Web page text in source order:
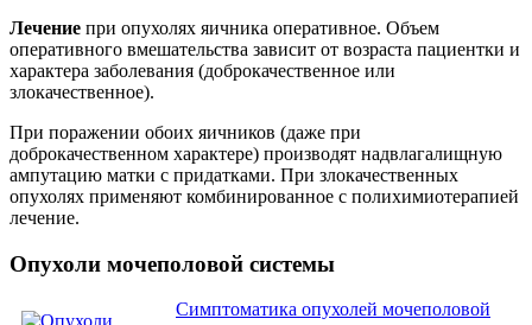
Лечение при опухолях яичника оперативное. Объем
оперативного вмешательства зависит от возраста пациентки и
характера заболевания (доброкачественное или
злокачественное).
При поражении обоих яичников (даже при
доброкачественном характере) производят надвлагалищную
ампутацию матки с придатками. При злокачественных
опухолях применяют комбинированное с полихимиотерапией
лечение.
Опухоли мочеполовой системы
Симптоматика опухолей мочеполовой